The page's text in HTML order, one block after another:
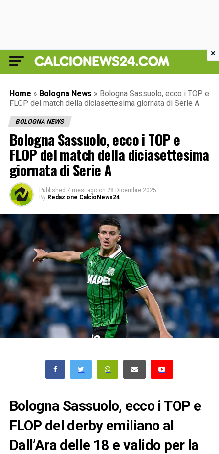
Home » Bologna News » Bologna Sassuolo, ecco i TOP e
FLOP del match della diciasettesima giornata di Serie A
BOLOGNA NEWS
Bologna Sassuolo, ecco i TOP e
FLOP del match della diciasettesima
giornata di Serie A
Published 7 mesi ago on 28 Dicembre 2025
By Redazione CalcioNews24
Bologna Sassuolo, ecco i TOP e
FLOP del derby emiliano al
Dall’Ara delle 18 e valido per la
×